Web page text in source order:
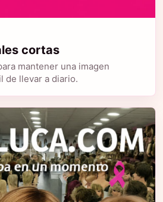
cortas
mantener una imagen
de llevar a diario.